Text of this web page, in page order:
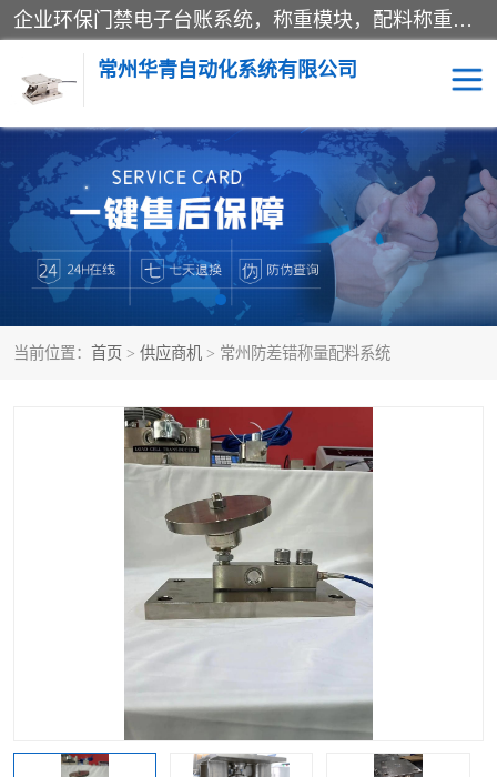
企业环保门禁电子台账系统，称重模块，配料称重系统,称重模块厂家,地磅称重系统,检重秤厂家 常州华青自动化主营：称重模块、无人值守称重系统、配料称重系统、地磅称重系统、检重秤、托利多称重模块等产品。各种称重软件，移动源环保门禁电子台账系统软件。 常州华青自动化系统有限公司7*24的电话支持服务、项目现场开发服务、新功能定制研发服务，产品培训、远程维护，现场安装调试工程等。
常州华青自动化系统有限公司
当前位置： 首页 > 供应商机 > 常州防差错称量配料系统
称重模块 称重仪表
手工配料系统 屠宰管理软件
自动化配料系统 称重贴标机
屠宰轨道秤 检重秤
移动源环保门禁电子台账